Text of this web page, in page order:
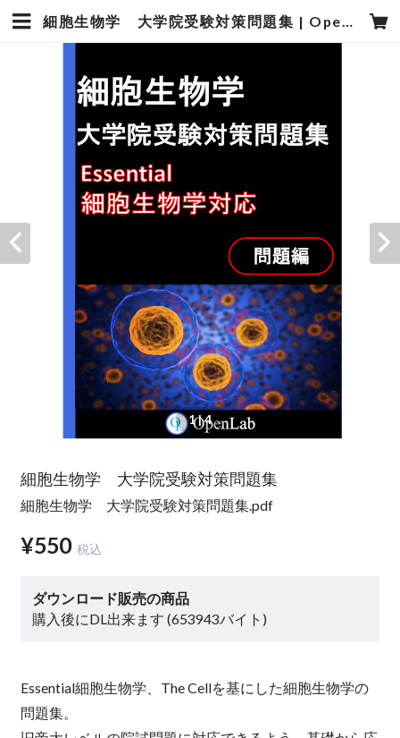
細胞生物学 大学院受験対策問題集 | OpenLabネットショップ
1| 4
細胞生物学 大学院受験対策問題集
細胞生物学 大学院受験対策問題集.pdf
¥550 税込
ダウンロード販売の商品
購入後にDL出来ます (653943バイト)
Essential細胞生物学、The Cellを基にした細胞生物学の
問題集。